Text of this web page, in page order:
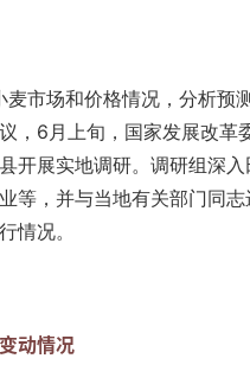
麦市场和价格情况，分析
，6月上旬，国家发展改
开展实地调研。调研组深
等，并与当地有关部门同
情况。
动情况